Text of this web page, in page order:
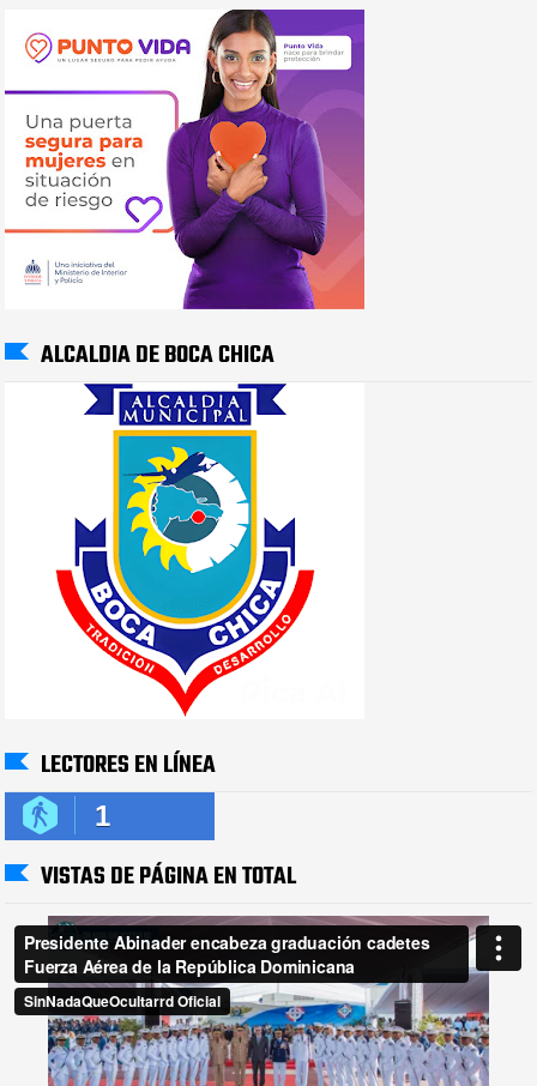
ALCALDIA DE BOCA CHICA
LECTORES EN LÍNEA
1
VISTAS DE PÁGINA EN TOTAL